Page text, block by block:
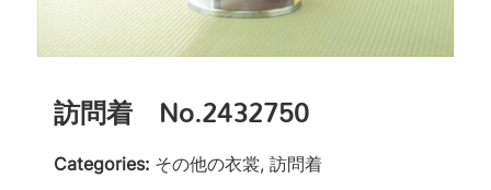
訪問着 No.2432750
Categories: その他の衣裳, 訪問着